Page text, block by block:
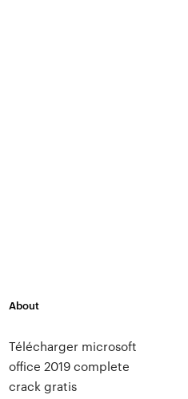
About
Télécharger microsoft
office 2019 complete
crack gratis